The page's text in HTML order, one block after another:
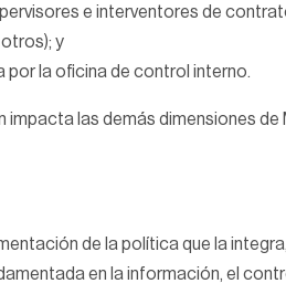
e interventores de
y
por la oficina de control interno.
impacta las demás dimensiones
de la política que la
en la información, el